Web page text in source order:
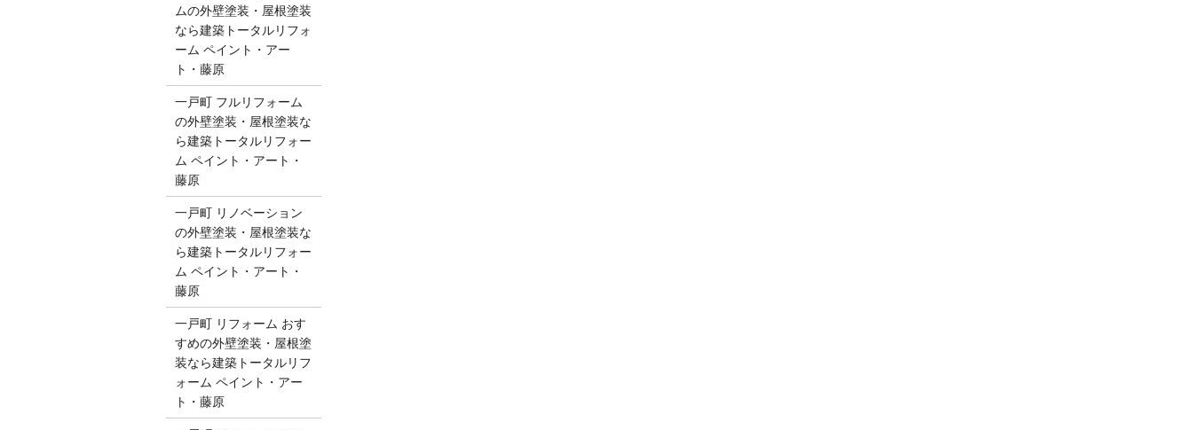
ムの外壁塗装・屋根塗装
なら建築トータルリフォ
ーム ペイント・アー
ト・藤原
一戸町 フルリフォーム
の外壁塗装・屋根塗装な
ら建築トータルリフォー
ム ペイント・アート・
藤原
一戸町 リノベーション
の外壁塗装・屋根塗装な
ら建築トータルリフォー
ム ペイント・アート・
藤原
一戸町 リフォーム おす
すめの外壁塗装・屋根塗
装なら建築トータルリフ
ォーム ペイント・アー
ト・藤原